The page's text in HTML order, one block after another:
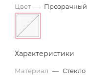
Цвет — Прозрачный
Характеристики
Материал — Стекло